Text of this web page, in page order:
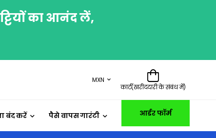
का आनंद लें,
MXN
कार्ट(खरीददारी के संबंध में)
बंद करें पैसे वापस गारंटी आर्डर फॉर्म